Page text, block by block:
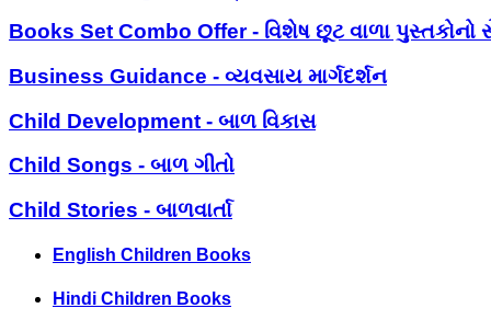
Books Set Combo Offer - વિશેષ છૂટ વાળા પુસ્તકોનો
Business Guidance - વ્યવસાય માર્ગદર્શન
Child Development - બાળ વિકાસ
Child Songs - બાળ ગીતો
Child Stories - બાળવાર્તા
English Children Books
Hindi Children Books